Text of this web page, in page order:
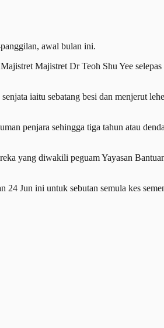
awal bulan ini.
Majistret Dr Teoh Shu Yee
iaitu sebatang besi dan menjerut
penjara sehingga tiga tahun atau
yang diwakili peguam Yayasan
Jun ini untuk sebutan semula kes